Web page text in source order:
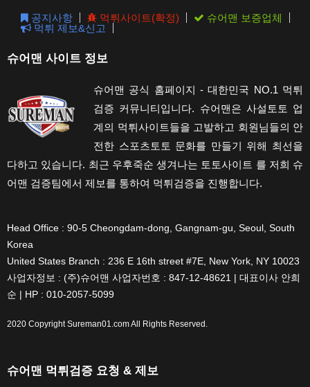
공지사항 먹튀사이트(확정)
슈어맨 보증업체
먹튀 제보&신고
슈어맨 사이트 정보
슈어맨 공식 홈페이지 - 대한민국 NO.1 먹튀
검증 커뮤니티입니다. 슈어맨은 사설토토 업
계의 먹튀사이트들을 고발하고 회원님들의 안
전한 스포츠토토 문화를 만들기 위해 최선을
다하고 있습니다. 최근 우후죽순 생겨나는 토토사이트 를 저희 슈
어맨 검증팀에서 제보를 통하여 먹튀검증을 진행합니다.
Head Office : 90-5 Cheongdam-dong, Gangnam-gu, Seoul, South
Korea
United States Branch : 236 E 16th street #7E, New York, NY 10023
사업자정보 : (주)슈어맨 사업자번호 : 847-12-48621 | 대표이사 안희
순 | HP : 010-2057-5099
2020 CopyrightSureman01.comAll Rights Reserved.
슈어맨 먹튀검증 요청 & 제보